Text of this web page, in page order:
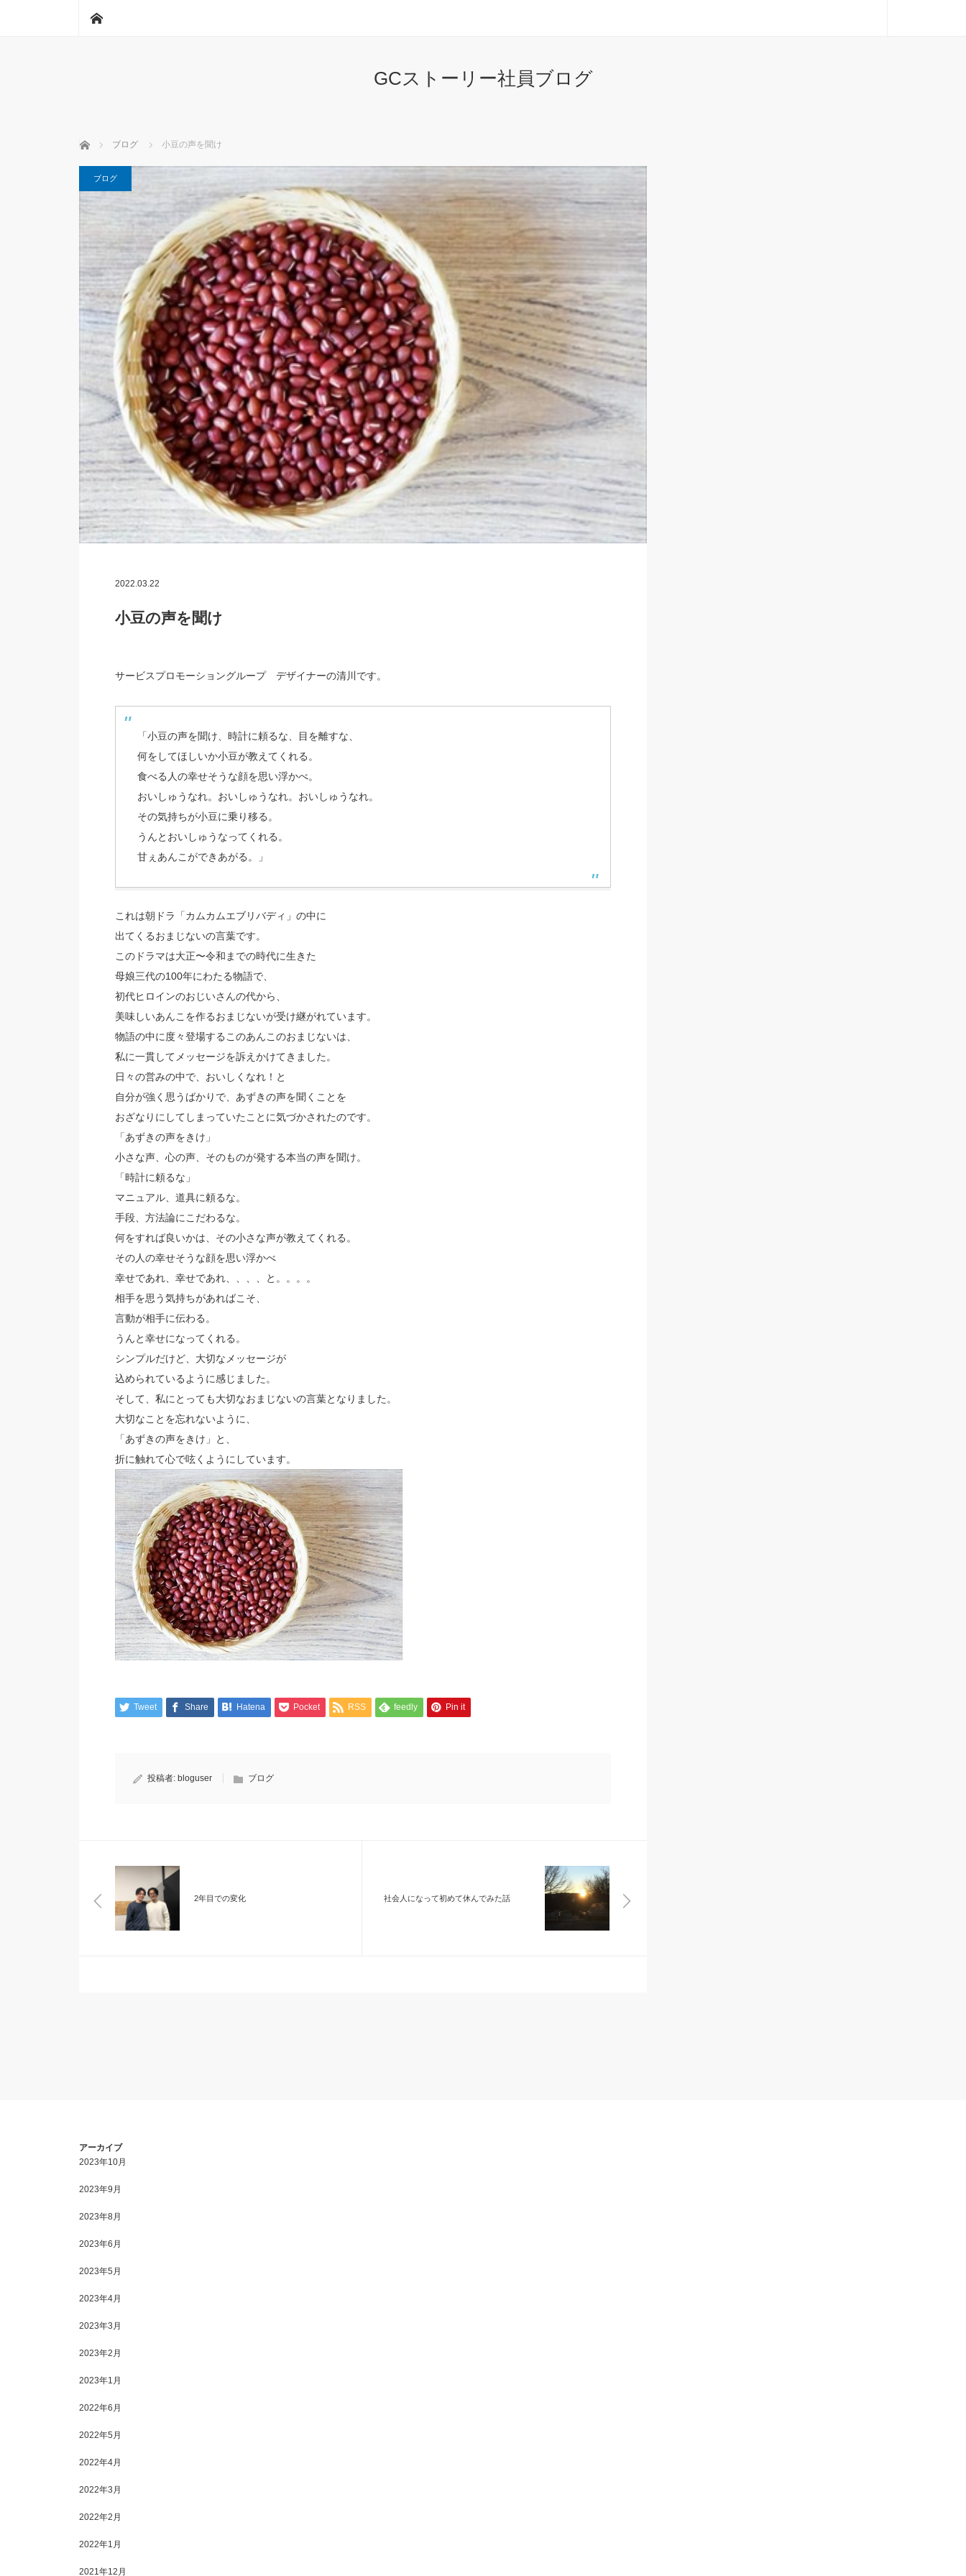
GCストーリー社員ブログ
ホーム ブログ 小豆の声を聞け
ブログ
2022.03.22
小豆の声を聞け
サービスプロモーショングループ デザイナーの清川です。
「小豆の声を聞け、時計に頼るな、目を離すな、
何をしてほしいか小豆が教えてくれる。
食べる人の幸せそうな顔を思い浮かべ。
おいしゅうなれ。おいしゅうなれ。おいしゅうなれ。
その気持ちが小豆に乗り移る。
うんとおいしゅうなってくれる。
甘ぇあんこができあがる。」
これは朝ドラ「カムカムエブリバディ」の中に
出てくるおまじないの言葉です。
このドラマは大正〜令和までの時代に生きた
母娘三代の100年にわたる物語で、
初代ヒロインのおじいさんの代から、
美味しいあんこを作るおまじないが受け継がれています。
物語の中に度々登場するこのあんこのおまじないは、
私に一貫してメッセージを訴えかけてきました。
日々の営みの中で、おいしくなれ！と
自分が強く思うばかりで、あずきの声を聞くことを
おざなりにしてしまっていたことに気づかされたのです。
「あずきの声をきけ」
小さな声、心の声、そのものが発する本当の声を聞け。
「時計に頼るな」
マニュアル、道具に頼るな。
手段、方法論にこだわるな。
何をすれば良いかは、その小さな声が教えてくれる。
その人の幸せそうな顔を思い浮かべ
幸せであれ、幸せであれ、、、、と。。。。
相手を思う気持ちがあればこそ、
言動が相手に伝わる。
うんと幸せになってくれる。
シンプルだけど、大切なメッセージが
込められているように感じました。
そして、私にとっても大切なおまじないの言葉となりました。
大切なことを忘れないように、
「あずきの声をきけ」と、
折に触れて心で呟くようにしています。
Tweet Share Hatena Pocket RSS feedly Pin it
投稿者: bloguser ブログ
2年目での変化 社会人になって初めて休んでみた話
アーカイブ
2023年10月
2023年9月
2023年8月
2023年6月
2023年5月
2023年4月
2023年3月
2023年2月
2023年1月
2022年6月
2022年5月
2022年4月
2022年3月
2022年2月
2022年1月
2021年12月